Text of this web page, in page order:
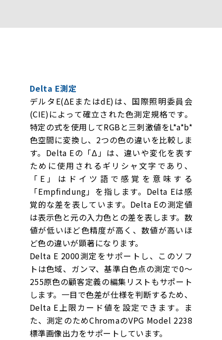
Delta E測定
デルタE(ΔEまたはdE)は、国際照明委員会
(CIE)によって確立された色測定規格です。
特定の式を使用してRGBと三刺激値をL*a*b*
色空間に変換し、2つの色の違いを比較しま
す。Delta Eの「Δ」は、違いや変化を表す
ために使用されるギリシャ文字であり、
「E」はドイツ語で感覚を意味する
「Empfindung」を指します。Delta Eは感
覚的な差を表しています。Delta Eの測定値
は表示色と元の入力色との差を表します。数
値が低いほど色精度が高く、数値が高いほ
ど色の違いが顕著になります。
Delta E 2000測定をサポートし、このソフ
トは色域、ガンマ、基準白色点の測定で0〜
255原色の顧客定義の編集リストもサポート
します。一目で色差が仕様を判断するため、
Delta E上限カード値を設定できます。ま
た、測定のためChromaのVPG Model 2238
標準画像出力をサポートしています。